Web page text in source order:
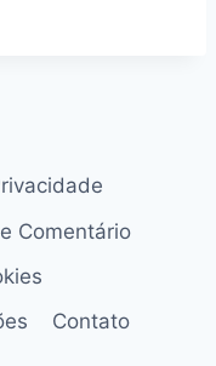
Comentário
Contato